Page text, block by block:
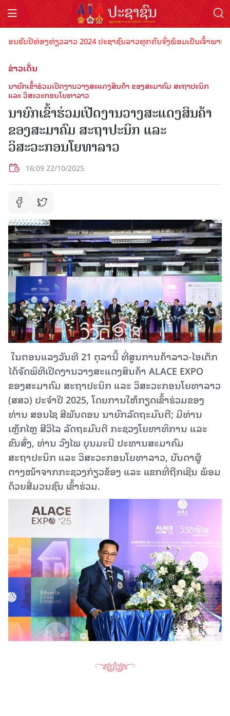
ບປີທ່ອງທ່ຽວລາວ 2024 ປະຊາຊົນລາວທຸກຄົນຈົ່ງພ້ອມເປັນເຈົ້າພາບທີ່ດີ
ຂ່າວເດັ່ນ
ນາຍົກເຂົ້າຮ່ວມເປີດງານວາງສະແດງສິນຄ້າ ຂອງສະມາຄົມ ສະຖາປະນິກ
ແລະ ວິສະວະກອນໂຍທາລາວ
ນາຍົກເຂົ້າຮ່ວມເປີດງານວາງສະແດງສິນຄ້າ
ຂອງສະມາຄົມ ສະຖາປະນິກ ແລະ
ວິສະວະກອນໂຍທາລາວ
16:09 22/10/2025
​ ໃນຕອນແລງວັນທີ 21 ຕຸລານີ້ ທີ່ສູນການຄ້າລາວ-ໄອເຕັກ
ໄດ້ຈັດພິທີເປີດງານວາງສະແດງສິນຄ້າ ALACE EXPO
ຂອງສະມາຄົມ ສະຖາປະນິກ ແລະ ວິສະວະກອນໂຍທາລາວ
(ສສວ) ປະຈໍາປີ 2025, ໂດຍການໃຫ້ກຽດເຂົ້າຮ່ວມຂອງ
ທ່ານ ສອນໄຊ ສີພັນດອນ ນາຍົກລັດຖະມົນຕີ; ມີທ່ານ
ເຫຼັກໄຫຼ ສີວິໄລ ລັດຖະມົນຕີ ກະຊວງໂຍທາທິການ ແລະ
ຂົນສົ່ງ, ທ່ານ ວົງໄພ ບຸນມະນີ ປະທານສະມາຄົມ
ສະຖາປະນິກ ແລະ ວິສະວະກອນໂຍທາລາວ, ບັນດາຜູ້
ຕາງໜ້າຈາກກະຊວງກ່ຽວຂ້ອງ ແລະ ແຂກທີ່ຖືກເຊີນ ພ້ອມ
ດ້ວຍສື່ມວນຊົນ ເຂົ້າຮ່ວມ.